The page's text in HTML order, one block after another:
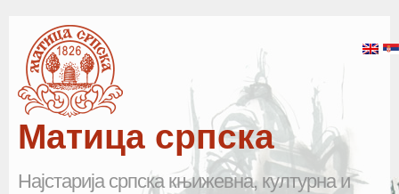
Матица српска
Најстарија српска књижевна, културна и